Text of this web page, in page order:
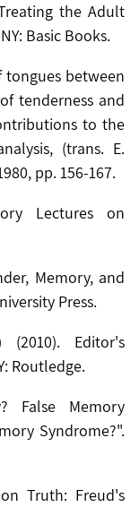
the Adult
Basic Books.
tongues between
tenderness and
to the
(trans. E.
pp. 156-167.
Lectures on
Memory, and
Press.
Editor's
Routledge.
False Memory
Syndrome?".
Truth: Freud's